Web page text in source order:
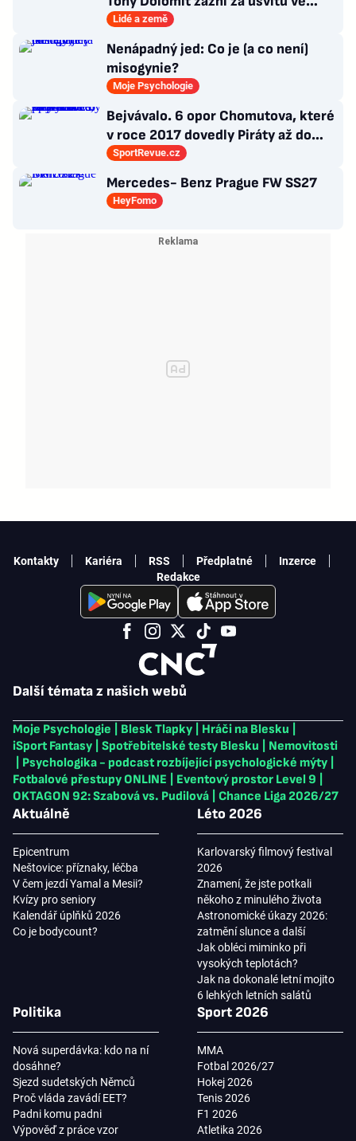
3000 metrech
Lidé a země
Nenápadný jed: Co je (a co není)
misogynie?
Moje Psychologie
Bejvávalo. 6 opor Chomutova, které
v roce 2017 dovedly Piráty až do
semifinále play-off
SportRevue.cz
Mercedes- Benz Prague FW SS27
HeyFomo
Další témata z našich webů
Moje Psychologie Blesk Tlapky Hráči na Blesku
iSport Fantasy
Spotřebitelské testy Blesku
Nemovitosti
Psychologika - podcast rozbíjející psychologické mýty
Fotbalové přestupy ONLINE
Eventový prostor Level 9
OKTAGON 92: Szabová vs. Pudilová
Chance Liga 2026/27
Aktuálně
Epicentrum
Neštovice: příznaky, léčba
V čem jezdí Yamal a Mesii?
Kvízy pro seniory
Kalendář úplňků 2026
Co je bodycount?
Léto 2026
Karlovarský filmový festival
2026
Znamení, že jste potkali
někoho z minulého života
Astronomické úkazy 2026:
zatmění slunce a další
Jak obléci miminko při
vysokých teplotách?
Jak na dokonalé letní mojito
6 lehkých letních salátů
Politika
Nová superdávka: kdo na ní
dosáhne?
Sjezd sudetských Němců
Proč vláda zavádí EET?
Padni komu padni
Výpověď z práce vzor
Sport 2026
MMA
Fotbal 2026/27
Hokej 2026
Tenis 2026
F1 2026
Atletika 2026
Kontakty Kariéra RSS Předplatné
Inzerce
Redakce